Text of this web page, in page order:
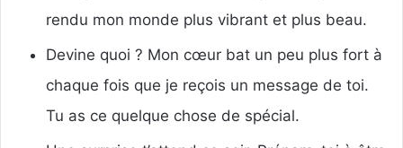
rendu mon monde plus vibrant et plus beau.
Devine quoi ? Mon cœur bat un peu plus fort à
chaque fois que je reçois un message de toi.
Tu as ce quelque chose de spécial.